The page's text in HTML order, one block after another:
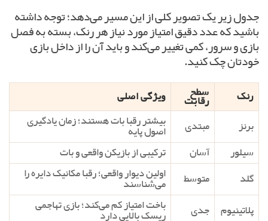
جدول زیر یک تصویر کلی از این مسیر می‌دهد؛ توجه داشته
باشید که عدد دقیق امتیاز مورد نیاز هر رنک، بسته به فصل
بازی و سرور، کمی تغییر می‌کند و باید آن را از داخل بازی
خودتان چک کنید.
رنک سطح
رقابت
ویژگی اصلی
برنز
مبتدی بیشتر رقبا بات هستند؛ زمان یادگیری
اصول پایه
سیلور
آسان
ترکیبی از بازیکن واقعی و بات
گلد
متوسط اولین دیوار واقعی؛ رقبا مکانیک دایره را
می‌شناسند
پلاتینیوم
جدی باخت امتیاز کم می‌کند؛ بازی تهاجمی
ریسک بالایی دارد